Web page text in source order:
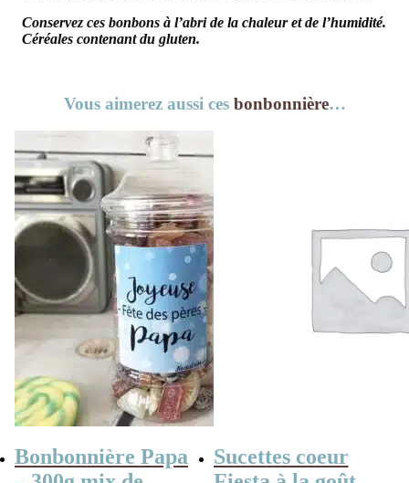
Conservez ces bonbons à l’abri de la chaleur et de l’humidité.
Céréales contenant du gluten.
Vous aimerez aussi ces bonbonnière…
Bonbonnière Papa
Sucettes coeur